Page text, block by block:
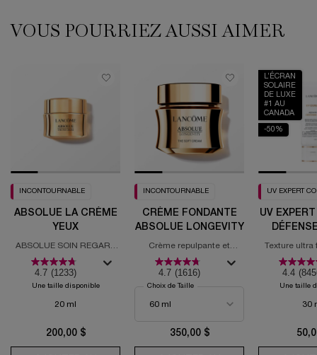
VOUS POURRIEZ AUSSI AIMER
INCONTOURNABLE
ABSOLUE LA CRÈME
YEUX
ABSOLUE SOIN REGARD
REVITALISANT
4.7 (1233)
Une taille disponible
20 ml
200,00 $
INCONTOURNABLE
CRÈME FONDANTE
ABSOLUE LONGEVITY
Crème repulpante et
régénérante PDRN
4.7 (1616)
Choix de Taille
350,00 $
L’ÉCRAN
SOLAIRE
DE LUXE
#1 AU
CANADA
-50%
UV EXPERT
UV
Texture ultra
solaire
4.4
Une taille
30